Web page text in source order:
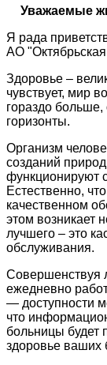
Уважаемые
Я рада
АО
Здоровье –
чувствует, мир
гораздо
горизонты.
Организм
созданий
функционируют
Естественно,
качественном
этом возникает
лучшего – это
обслуживания.
Совершенствуя
ежедневно
— доступности
что
больницы будет
здоровье ваших